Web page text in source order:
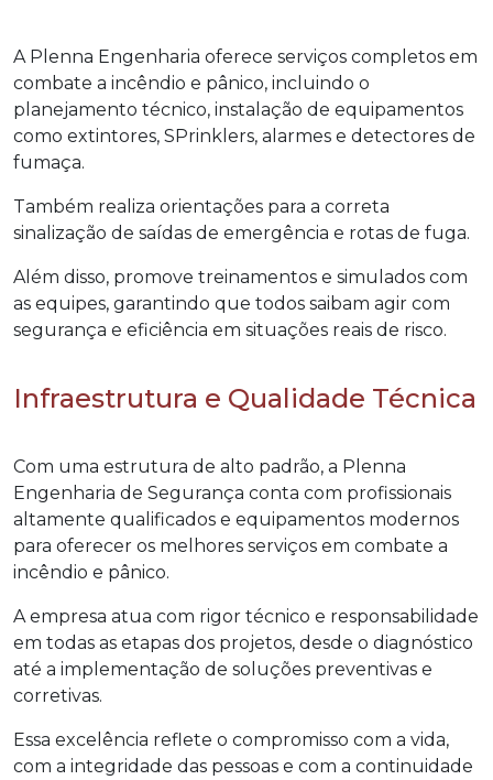
A Plenna Engenharia oferece serviços completos em
combate a incêndio e pânico, incluindo o
planejamento técnico, instalação de equipamentos
como extintores, SPrinklers, alarmes e detectores de
fumaça.
Também realiza orientações para a correta
sinalização de saídas de emergência e rotas de fuga.
Além disso, promove treinamentos e simulados com
as equipes, garantindo que todos saibam agir com
segurança e eficiência em situações reais de risco.
Infraestrutura e Qualidade Técnica
Com uma estrutura de alto padrão, a Plenna
Engenharia de Segurança conta com profissionais
altamente qualificados e equipamentos modernos
para oferecer os melhores serviços em combate a
incêndio e pânico.
A empresa atua com rigor técnico e responsabilidade
em todas as etapas dos projetos, desde o diagnóstico
até a implementação de soluções preventivas e
corretivas.
Essa excelência reflete o compromisso com a vida,
com a integridade das pessoas e com a continuidade